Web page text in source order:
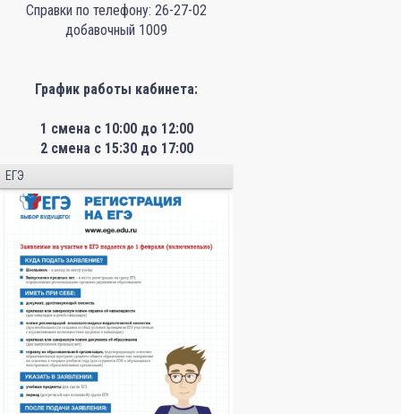
Справки по телефону: 26-27-02
добавочный 1009
График работы кабинета:
1 смена с 10:00 до 12:00
2 смена с 15:30 до 17:00
ЕГЭ